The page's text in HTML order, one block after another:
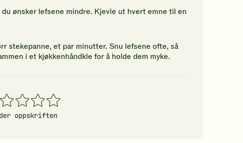
ønsker lefsene mindre. Kjevle ut hvert emne til en
stekepanne, et par minutter. Snu lefsene ofte, så
i et kjøkkenhåndkle for å holde dem myke.
2
stjerner
3
stjerner
4
stjerner
5
stjerner
oppskriften